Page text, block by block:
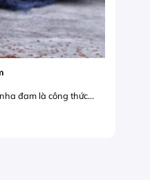
đam là công thức...